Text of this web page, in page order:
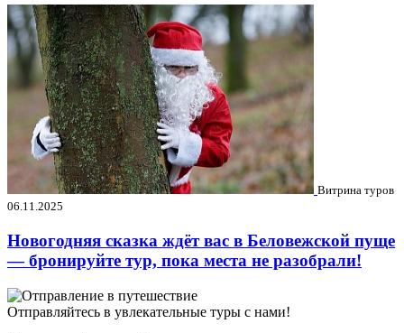
Витрина туров
06.11.2025
Новогодняя сказка ждёт вас в Беловежской пуще
— бронируйте тур, пока места не разобрали!
Отправляйтесь в увлекательные туры с нами!